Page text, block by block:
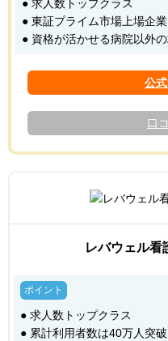
● 求人数トップクラス
● 東証プライム市場上場企業
● 資格が活かせる病院以外
口
レバウェル看
● 求人数トップクラス
● 累計利用者数は40万人突破